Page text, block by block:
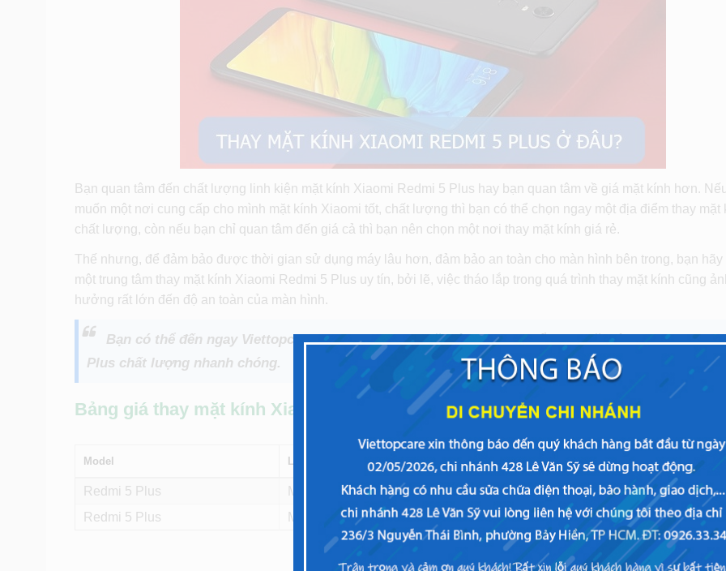
Bạn quan tâm đến chất lượng linh kiện mặt kính Xiaomi Redmi 5 Plus hay bạn quan tâm về giá mặt kính hơn.
muốn một nơi cung cấp cho mình mặt kính Xiaomi tốt, chất lượng thì bạn có thể chọn ngay một địa điểm thay mặt
chất lượng, còn nếu bạn chỉ quan tâm đến giá cả thì bạn nên chọn một nơi thay mặt kính giá rẻ.
Thế nhưng, để đảm bảo được thời gian sử dụng máy lâu hơn, đảm bảo an toàn cho màn hình bên trong, bạn hãy
một trung tâm thay mặt kính Xiaomi Redmi 5 Plus uy tín, bởi lẽ, việc tháo lắp trong quá trình thay mặt kính cũng
hưởng rất lớn đến độ an toàn của màn hình.
Bạn có thể đến ngay Viettopcare tại dịch vụthay mặt kính Xiaomiđể thay mặt kính Xiaomi
Plus chất lượng nhanh chóng.
Bảng giá thay mặt kính Xiaomi Redmi 5 Plus tại Viettopcare
Model Linh kiện Giá
Redmi 5 Plus Mặt kính (loại A | loại tốt)
Redmi 5 Plus
Màn hình (linh kiện)